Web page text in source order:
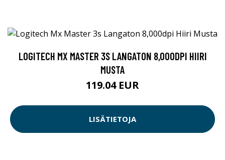
LOGITECH MX MASTER 3S LANGATON 8,000DPI HIIRI
MUSTA
119.04 EUR
LISÄTIETOJA